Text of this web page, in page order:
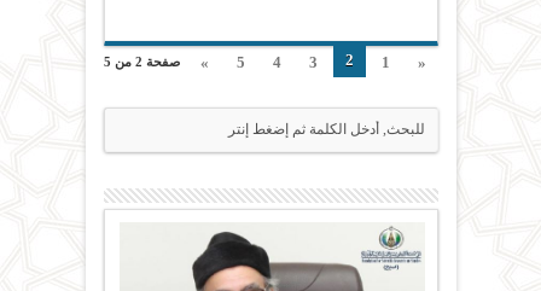
صفحة 2 من 5 «
1
2
3
4
5
»